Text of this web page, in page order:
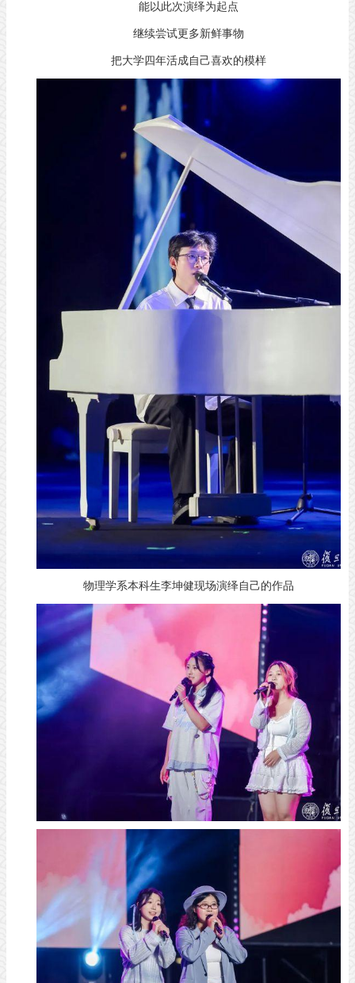
能以此次演绎为起点
继续尝试更多新鲜事物
把大学四年活成自己喜欢的模样
物理学系本科生李坤健现场演绎自己的作品